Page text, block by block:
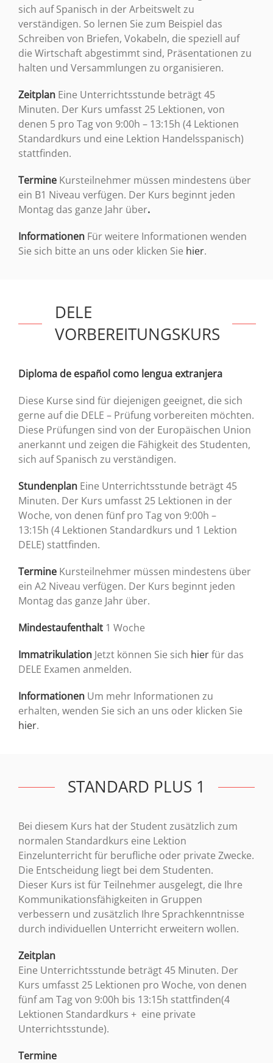
sich auf Spanisch in der Arbeitswelt zu
verständigen. So lernen Sie zum Beispiel das
Schreiben von Briefen, Vokabeln, die speziell auf
die Wirtschaft abgestimmt sind, Präsentationen zu
halten und Versammlungen zu organisieren.
Zeitplan Eine Unterrichtsstunde beträgt 45
Minuten. Der Kurs umfasst 25 Lektionen, von
denen 5 pro Tag von 9:00h – 13:15h (4 Lektionen
Standardkurs und eine Lektion Handelsspanisch)
stattfinden.
Termine Kursteilnehmer müssen mindestens über
ein B1 Niveau verfügen. Der Kurs beginnt jeden
Montag das ganze Jahr über.
Informationen Für weitere Informationen wenden
Sie sich bitte an uns oder klicken Sie hier.
DELE
VORBEREITUNGSKURS
Diploma de español como lengua extranjera
Diese Kurse sind für diejenigen geeignet, die sich
gerne auf die DELE – Prüfung vorbereiten möchten.
Diese Prüfungen sind von der Europäischen Union
anerkannt und zeigen die Fähigkeit des Studenten,
sich auf Spanisch zu verständigen.
Stundenplan Eine Unterrichtsstunde beträgt 45
Minuten. Der Kurs umfasst 25 Lektionen in der
Woche, von denen fünf pro Tag von 9:00h –
13:15h (4 Lektionen Standardkurs und 1 Lektion
DELE) stattfinden.
Termine Kursteilnehmer müssen mindestens über
ein A2 Niveau verfügen. Der Kurs beginnt jeden
Montag das ganze Jahr über.
Mindestaufenthalt 1 Woche
Immatrikulation Jetzt können Sie sich hierfür das
DELE Examen anmelden.
Informationen Um mehr Informationen zu
erhalten, wenden Sie sich an uns oder klicken Sie
hier.
STANDARD PLUS 1
Bei diesem Kurs hat der Student zusätzlich zum
normalen Standardkurs eine Lektion
Einzelunterricht für berufliche oder private Zwecke.
Die Entscheidung liegt bei dem Studenten.
Dieser Kurs ist für Teilnehmer ausgelegt, die Ihre
Kommunikationsfähigkeiten in Gruppen
verbessern und zusätzlich Ihre Sprachkenntnisse
durch individuellen Unterricht erweitern wollen.
Zeitplan
Eine Unterrichtsstunde beträgt 45 Minuten. Der
Kurs umfasst 25 Lektionen pro Woche, von denen
fünf am Tag von 9:00h bis 13:15h stattfinden(4
Lektionen Standardkurs + eine private
Unterrichtsstunde).
Termine